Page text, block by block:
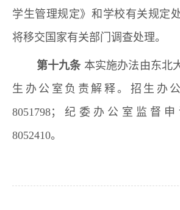
学生管理规定》和学校有关规定
将移交国家有关部门调查处理。
第十九条 本实施办法由东北
生办公室负责解释。招生办
8051798；纪委办公室监督
8052410。